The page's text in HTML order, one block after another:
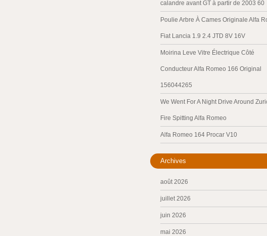
calandre avant GT à partir de 2003 60
Poulie Arbre À Cames Originale Alfa
Fiat Lancia 1.9 2.4 JTD 8V 16V
Moirina Leve Vitre Électrique Côté
Conducteur Alfa Romeo 166 Original
156044265
We Went For A Night Drive Around
Fire Spitting Alfa Romeo
Alfa Romeo 164 Procar V10
Archives
août 2026
juillet 2026
juin 2026
mai 2026